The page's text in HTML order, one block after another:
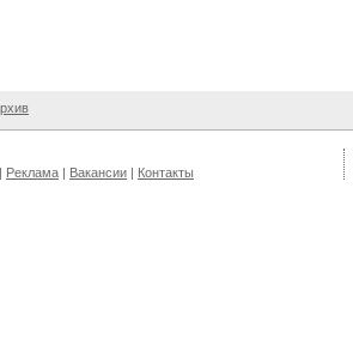
| Реклама | Вакансии | Контакты